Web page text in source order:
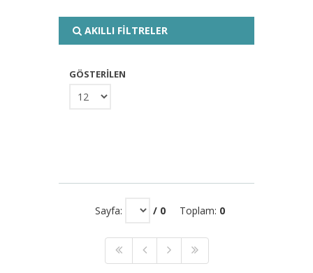
AKILLI FİLTRELER
GÖSTERİLEN
Sayfa: / 0 Toplam: 0